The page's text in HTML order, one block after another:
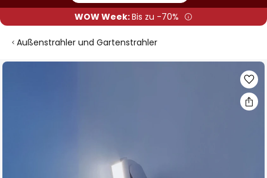
WOW Week:Bis zu -70%
Außenstrahler und Gartenstrahler
Zum